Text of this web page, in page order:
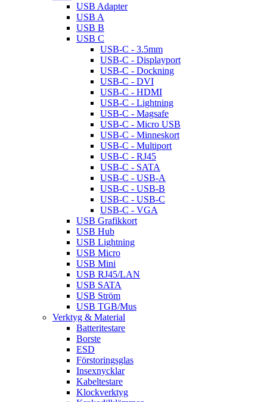
USB Adapter
USB A
USB B
USB C
USB-C - 3.5mm
USB-C - Displayport
USB-C - Dockning
USB-C - DVI
USB-C - HDMI
USB-C - Lightning
USB-C - Magsafe
USB-C - Micro USB
USB-C - Minneskort
USB-C - Multiport
USB-C - RJ45
USB-C - SATA
USB-C - USB-A
USB-C - USB-B
USB-C - USB-C
USB-C - VGA
USB Grafikkort
USB Hub
USB Lightning
USB Micro
USB Mini
USB RJ45/LAN
USB SATA
USB Ström
USB TGB/Mus
Verktyg & Material
Batteritestare
Borste
ESD
Förstoringsglas
Insexnycklar
Kabeltestare
Klockverktyg